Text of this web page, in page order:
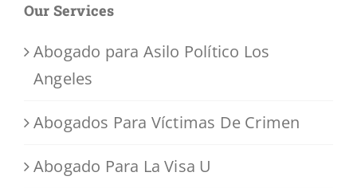
Our Services
Abogado para Asilo Político Los
Angeles
Abogados Para Víctimas De Crimen
Abogado Para La Visa U